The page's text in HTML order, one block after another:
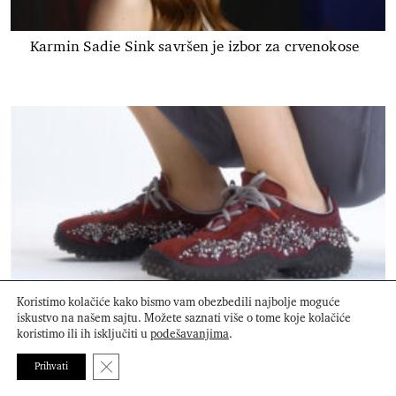
Karmin Sadie Sink savršen je izbor za crvenokose
Miu Miu vraća Bubble patike, arhivski model koji će
Koristimo kolačiće kako bismo vam obezbedili najbolje moguće
iskustvo na našem sajtu. Možete saznati više o tome koje kolačiće
koristimo ili ih isključiti upodešavanjima.
Prihvati Close GDPR Cookie Banner